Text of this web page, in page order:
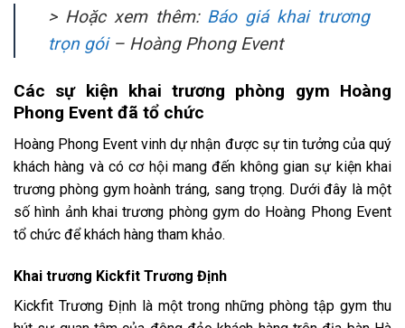
> Hoặc xem thêm: Báo giá khai trương
trọn gói– Hoàng Phong Event
Các sự kiện khai trương phòng gym Hoàng
Phong Event đã tổ chức
Hoàng Phong Event vinh dự nhận được sự tin tưởng của quý
khách hàng và có cơ hội mang đến không gian sự kiện khai
trương phòng gym hoành tráng, sang trọng. Dưới đây là một
số hình ảnh khai trương phòng gym do Hoàng Phong Event
tổ chức để khách hàng tham khảo.
Khai trương Kickfit Trương Định
Kickfit Trương Định là một trong những phòng tập gym thu